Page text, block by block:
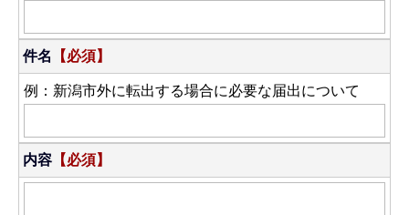
件名 【必須】
例：新潟市外に転出する場合に必要な届出について
内容 【必須】